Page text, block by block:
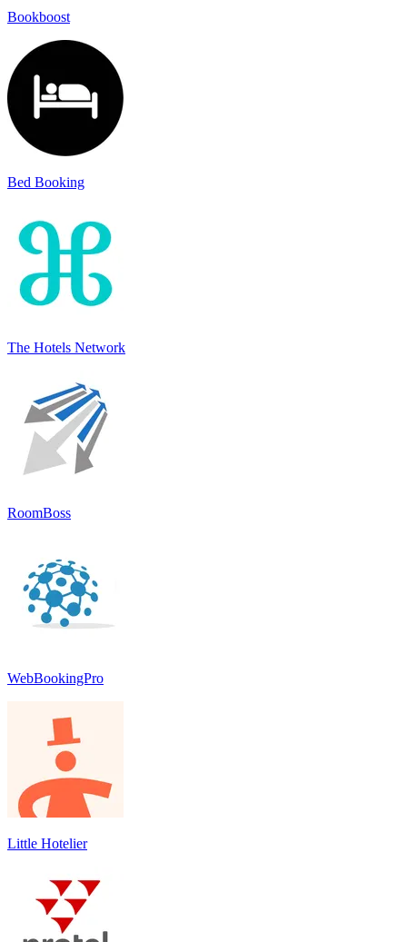
Bookboost
Bed Booking
The Hotels Network
RoomBoss
WebBookingPro
Little Hotelier